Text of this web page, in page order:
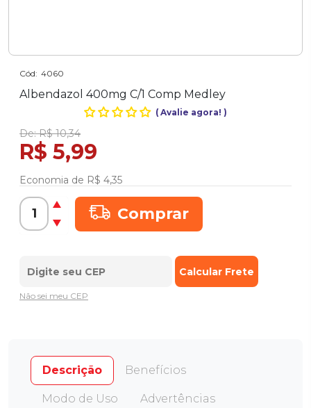
Cód: 4060
Albendazol 400mg C/1 Comp Medley
(Avalie agora! )
De:R$ 10,34
R$ 5,99
Economia de R$ 4,35
Comprar
Não sei meu CEP
Descrição Benefícios
Modo de Uso Advertências